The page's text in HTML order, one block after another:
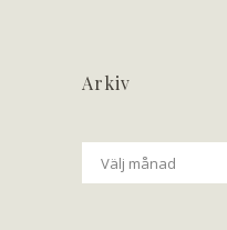
Arkiv
Arkiv